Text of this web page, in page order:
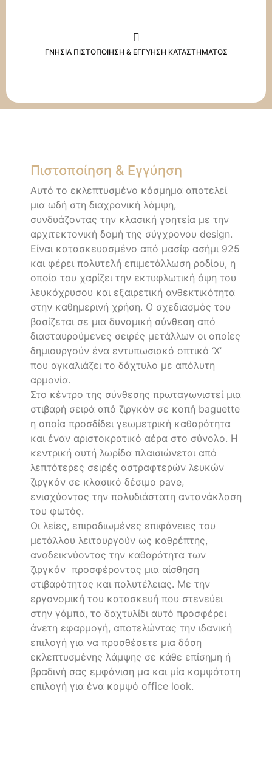
ΓΝΗΣΙΑ ΠΙΣΤΟΠΟΙΗΣΗ & ΕΓΓΥΗΣΗ ΚΑΤΑΣΤΗΜΑΤΟΣ
Πιστοποίηση & Εγγύηση
Αυτό το εκλεπτυσμένο κόσμημα αποτελεί
μια ωδή στη διαχρονική λάμψη,
συνδυάζοντας την κλασική γοητεία με την
αρχιτεκτονική δομή της σύγχρονου design.
Είναι κατασκευασμένο από μασίφ ασήμι 925
και φέρει πολυτελή επιμετάλλωση ροδίου, η
οποία του χαρίζει την εκτυφλωτική όψη του
λευκόχρυσου και εξαιρετική ανθεκτικότητα
στην καθημερινή χρήση. Ο σχεδιασμός του
βασίζεται σε μια δυναμική σύνθεση από
διασταυρούμενες σειρές μετάλλων οι οποίες
δημιουργούν ένα εντυπωσιακό οπτικό ‘X’
που αγκαλιάζει το δάχτυλο με απόλυτη
αρμονία.
Στο κέντρο της σύνθεσης πρωταγωνιστεί μια
στιβαρή σειρά από ζιργκόν σε κοπή baguette
η οποία προσδίδει γεωμετρική καθαρότητα
και έναν αριστοκρατικό αέρα στο σύνολο. Η
κεντρική αυτή λωρίδα πλαισιώνεται από
λεπτότερες σειρές αστραφτερών λευκών
ζιργκόν σε κλασικό δέσιμο pave,
ενισχύοντας την πολυδιάστατη αντανάκλαση
του φωτός.
Οι λείες, επιροδιωμένες επιφάνειες του
μετάλλου λειτουργούν ως καθρέπτης,
αναδεικνύοντας την καθαρότητα των
ζιργκόν προσφέροντας μια αίσθηση
στιβαρότητας και πολυτέλειας. Με την
εργονομική του κατασκευή που στενεύει
στην γάμπα, το δαχτυλίδι αυτό προσφέρει
άνετη εφαρμογή, αποτελώντας την ιδανική
επιλογή για να προσθέσετε μια δόση
εκλεπτυσμένης λάμψης σε κάθε επίσημη ή
βραδινή σας εμφάνιση μα και μία κομψότατη
επιλογή για ένα κομψό office look.